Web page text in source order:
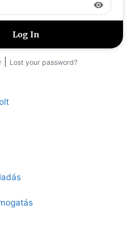
visibility
Lost your password?